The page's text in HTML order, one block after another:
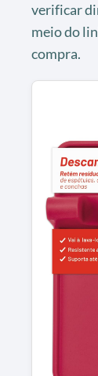
verificar
meio do
compra.